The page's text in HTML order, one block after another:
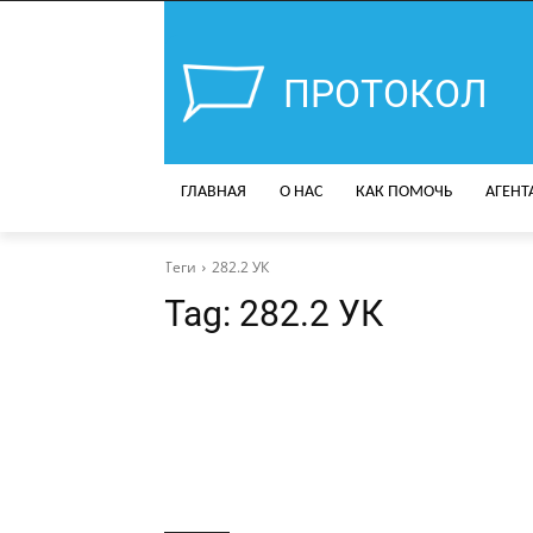
ПРОТОКОЛ
ГЛАВНАЯ О НАС КАК ПОМОЧЬ
Теги 282.2 УК
Tag: 282.2 УК